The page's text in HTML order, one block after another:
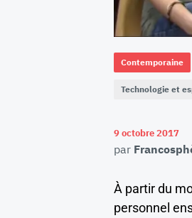
Contemporaine
Technologie et
9 octobre 2017
par
À partir du
personnel